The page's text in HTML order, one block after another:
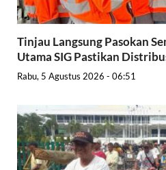
Tinjau Langsung Pasokan
Utama SIG Pastikan
Rabu, 5 Agustus 2026 - 06:51